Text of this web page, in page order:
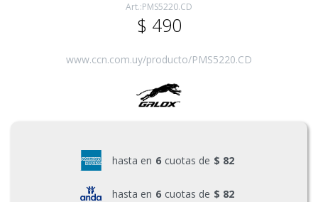
PMS5220.CD
$ 490
www.ccn.com.uy/producto/PMS5220.CD
hasta en 6 cuotas de $ 82
hasta en 6 cuotas de $ 82
Herramientas Eléctrica y Batería
Herramientas Manuales